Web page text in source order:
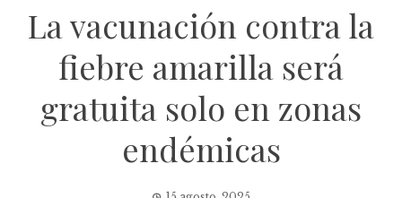
La vacunación contra la
fiebre amarilla será
gratuita solo en zonas
endémicas